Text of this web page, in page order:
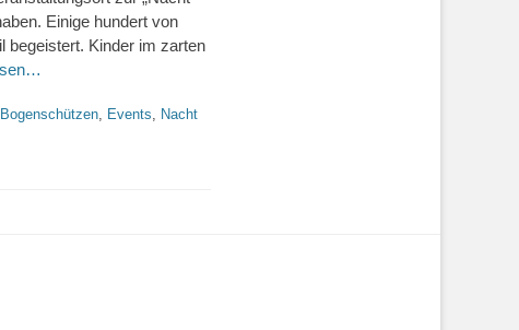
Einige hundert von
begeistert. Kinder im zarten
, Events, Nacht